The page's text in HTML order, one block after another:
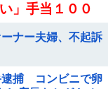
」手当１００
ナー夫婦、不起訴
逮捕 コンビニで卵